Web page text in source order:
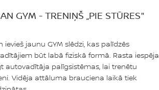
GYM - TRENIŅŠ „PIE STŪRES"
ievieš jaunu GYM slēdzi, kas palīdzēs
būt labā fiziskā formā. Rasta iespēja
autovadītāja palīgsistēmas, lai trenētu
Vidēja attāluma brauciena laikā tiek